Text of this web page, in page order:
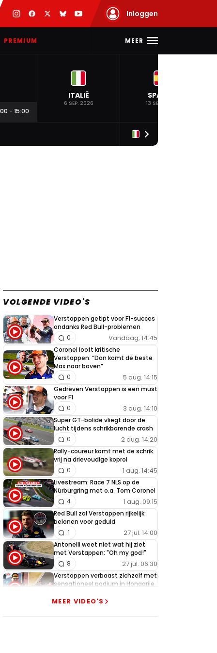
Inloggen
PREMIUM MEER
- 15:00
ITALIË
6 SEP. 2026
SPANJE
13 SEP. 2026
VOLGENDE VIDEO'S
Verstappen getipt voor F1-succes
ondanks Red Bull-problemen
Vandaag, 14:45
0
Coronel looft kritische
Verstappen: “Dan komt de beste
Max naar boven”
5 aug. 14:15
0
Gedreven Verstappen is een must
voor F1
3 aug. 14:10
0
Super GT-bolide vliegt door de
lucht tijdens schrikbarende crash
2 aug. 14:20
0
Rally-coureur komt met de schrik
vrij na drievoudige koprol
1 aug. 14:45
0
Livestream: Race 7 NLS op de
Nürburgring met o.a. Tom Coronel
1 aug. 09:15
4
Red Bull zal Verstappen rijkelijk
belonen voor geduld
27 jul. 14:00
1
Antonelli weet niet wat hij ziet
met Verstappen: "Oh my god!"
27 jul. 06:30
8
Verstappen verbaast zichzelf met
sensationeel podium in Hongarije
Getergde Verstappen zet
Hamilton brutaal opzij met
MEER VIDEO'S